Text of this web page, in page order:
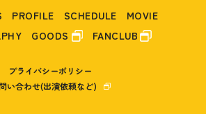
PROFILE SCHEDULE
MOVIE
GOODS FANCLUB
プライバシーポリシー
い合わせ(出演依頼など)